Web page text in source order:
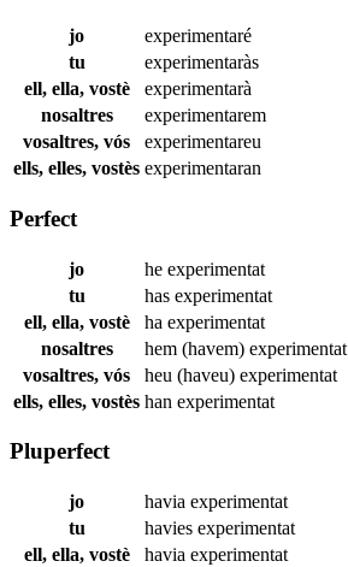
jo
experimentaré
tu
experimentaràs
ell, ella, vostè
experimentarà
nosaltres
experimentarem
vosaltres, vós
experimentareu
ells, elles, vostès experimentaran
Perfect
jo he experimentat
tu
has experimentat
ell, ella, vostè
ha experimentat
nosaltres
hem (havem) experimentat
vosaltres, vós
heu (haveu) experimentat
ells, elles, vostès han experimentat
Pluperfect
jo havia experimentat
tu
havies experimentat
ell, ella, vostè
havia experimentat